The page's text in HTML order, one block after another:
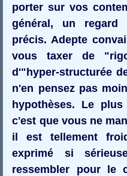
porter sur vos
général, un
précis. Adepte
vous taxer de
d'"hyper-structurée
n'en pensez pas
hypothèses. Le
c'est que vous ne
il est tellement
exprimé si
ressembler pour le